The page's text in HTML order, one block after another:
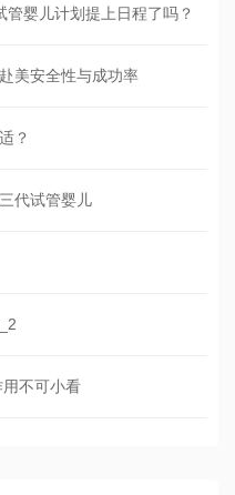
婴儿计划提上日程了吗？
美安全性与成功率
？
代试管婴儿
不可小看